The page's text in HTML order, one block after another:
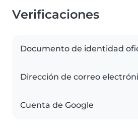
Verificaciones
Documento de identidad
Dirección de correo
Cuenta de Google